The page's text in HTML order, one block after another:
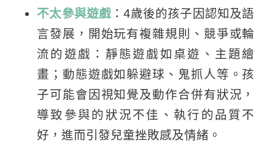
不太參與遊戲 ：4歲後的孩子因認知及語
言發展，開始玩有複雜規則、競爭或輪
流的遊戲：靜態遊戲如桌遊、主題繪
畫；動態遊戲如躲避球、鬼抓人等。孩
子可能會因視知覺及動作合併有狀況，
導致參與的狀況不佳、執行的品質不
好，進而引發兒童挫敗感及情緒。